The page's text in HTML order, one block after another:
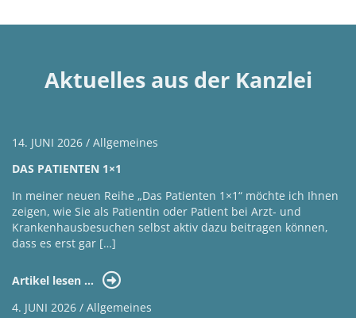
Aktuelles aus der Kanzlei
14. JUNI 2026 / Allgemeines
DAS PATIENTEN 1×1
In meiner neuen Reihe „Das Patienten 1×1“ möchte ich Ihnen
zeigen, wie Sie als Patientin oder Patient bei Arzt- und
Krankenhausbesuchen selbst aktiv dazu beitragen können,
dass es erst gar […]
Artikel lesen …
4. JUNI 2026 / Allgemeines